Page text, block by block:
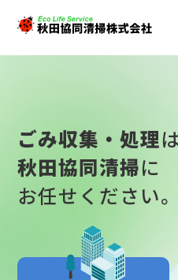
ごみ収集・処理
秋田協同清掃に
お任せください。